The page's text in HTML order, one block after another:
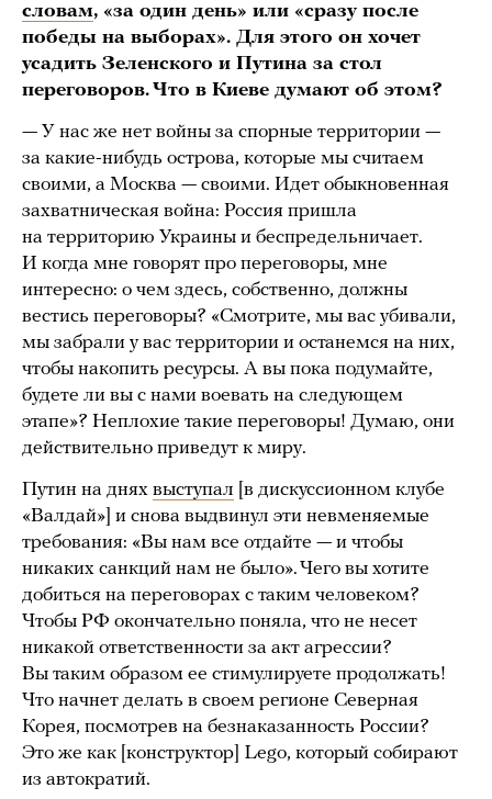
словам, «за один день» или «сразу после
победы на выборах». Для этого он хочет
усадить Зеленского и Путина за стол
переговоров. Что в Киеве думают об этом?
— У нас же нет войны за спорные территории —
за какие-нибудь острова, которые мы считаем
своими, а Москва — своими. Идет обыкновенная
захватническая война: Россия пришла
на территорию Украины и беспредельничает.
И когда мне говорят про переговоры, мне
интересно: о чем здесь, собственно, должны
вестись переговоры? «Смотрите, мы вас убивали,
мы забрали у вас территории и останемся на них,
чтобы накопить ресурсы. А вы пока подумайте,
будете ли вы с нами воевать на следующем
этапе»? Неплохие такие переговоры! Думаю, они
действительно приведут к миру.
Путин на днях выступал [в дискуссионном клубе
«Валдай»] и снова выдвинул эти невменяемые
требования: «Вы нам все отдайте — и чтобы
никаких санкций нам не было». Чего вы хотите
добиться на переговорах с таким человеком?
Чтобы РФ окончательно поняла, что не несет
никакой ответственности за акт агрессии?
Вы таким образом ее стимулируете продолжать!
Что начнет делать в своем регионе Северная
Корея, посмотрев на безнаказанность России?
Это же как [конструктор] Lego, который собирают
из автократий.